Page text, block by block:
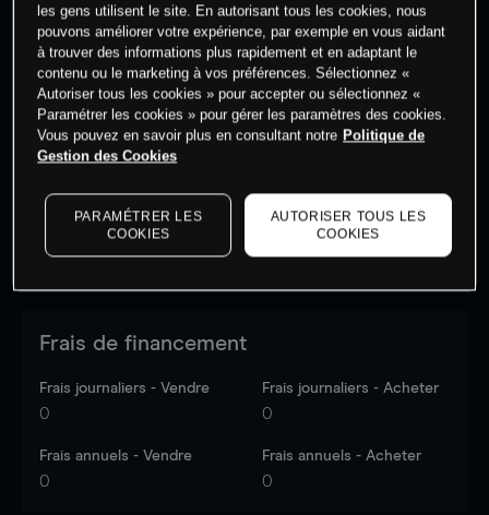
Les prix sont indicatifs.Connectez-vouspour voir les
dernières données du marché.
Log in
to see latest
Frais de financement
Frais journaliers - Vendre
0
Frais journaliers - Acheter
0
Frais annuels - Vendre
0
Frais annuels - Acheter
0
les gens utilisent le site. En autorisant tous les cookies, nous
pouvons améliorer votre expérience, par exemple en vous aidant
à trouver des informations plus rapidement et en adaptant le
contenu ou le marketing à vos préférences. Sélectionnez «
Autoriser tous les cookies » pour accepter ou sélectionnez «
Paramétrer les cookies » pour gérer les paramètres des cookies.
Vous pouvez en savoir plus en consultant notre Politique de
Gestion des Cookies
PARAMÉTRER LES
COOKIES
AUTORISER TOUS LES
COOKIES